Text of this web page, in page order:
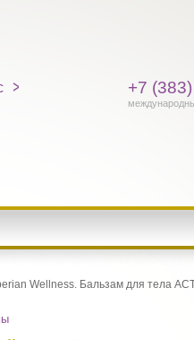
+7
Wellness. Бальзам для тела